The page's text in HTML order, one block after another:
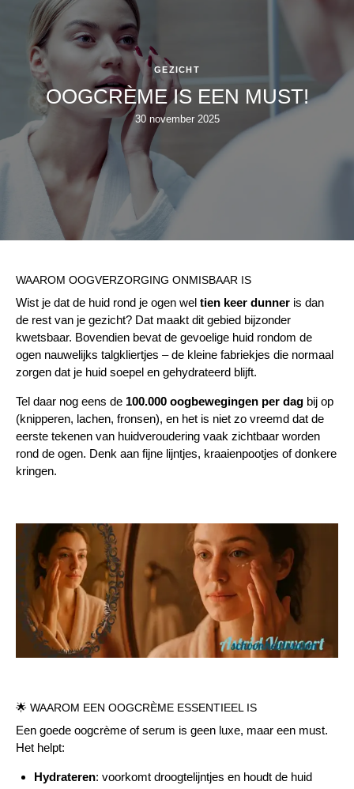
GEZICHT
OOGCRÈME IS EEN MUST!
30 november 2025
WAAROM OOGVERZORGING ONMISBAAR IS
Wist je dat de huid rond je ogen wel tien keer dunner is dan
de rest van je gezicht? Dat maakt dit gebied bijzonder
kwetsbaar. Bovendien bevat de gevoelige huid rondom de
ogen nauwelijks talgkliertjes – de kleine fabriekjes die normaal
zorgen dat je huid soepel en gehydrateerd blijft.
Tel daar nog eens de 100.000 oogbewegingen per dag bij op
(knipperen, lachen, fronsen), en het is niet zo vreemd dat de
eerste tekenen van huidveroudering vaak zichtbaar worden
rond de ogen. Denk aan fijne lijntjes, kraaienpootjes of donkere
kringen.
🌟 WAAROM EEN OOGCRÈME ESSENTIEEL IS
Een goede oogcrème of serum is geen luxe, maar een must.
Het helpt:
Hydrateren: voorkomt droogtelijntjes en houdt de huid